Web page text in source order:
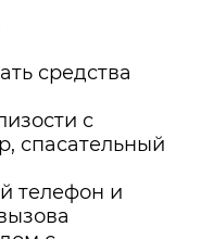
средства
с
спасательный
телефон и